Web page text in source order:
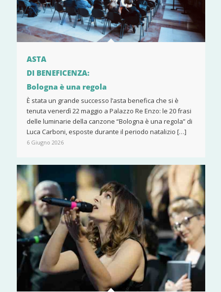
ASTA
DI BENEFICENZA:
Bologna è una regola
È stata un grande successo l’asta benefica che si è
tenuta venerdì 22 maggio a Palazzo Re Enzo: le 20 frasi
delle luminarie della canzone “Bologna è una regola” di
Luca Carboni, esposte durante il periodo natalizio […]
6 Giugno 2026